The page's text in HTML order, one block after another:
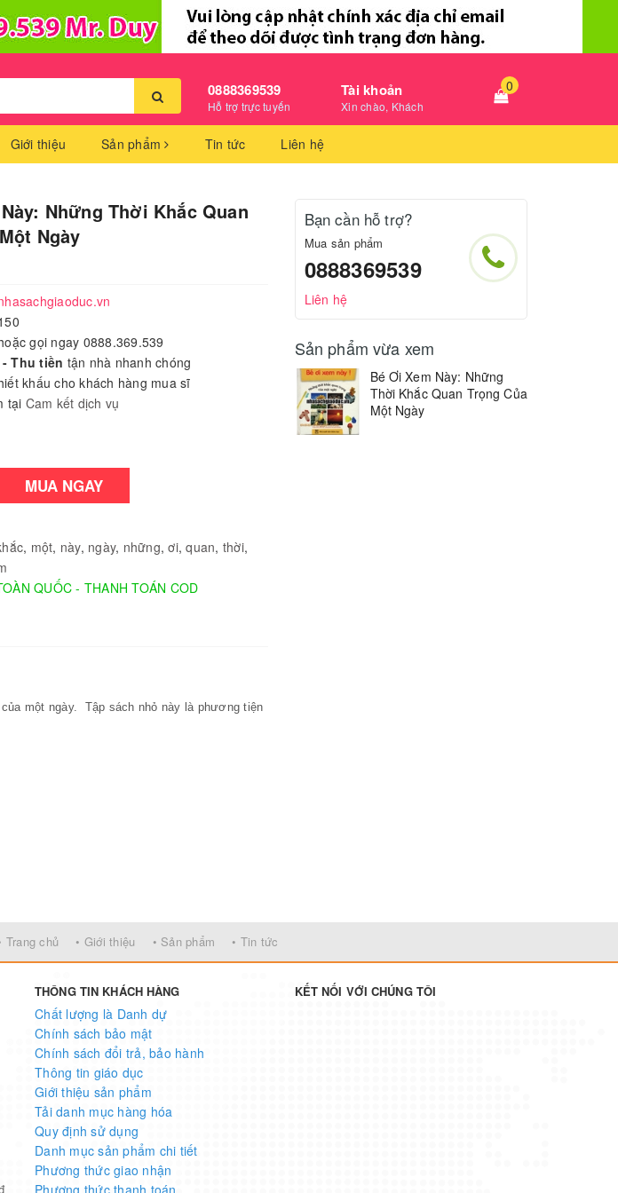
0888369539
Hỗ trợ trực tuyến
Tài khoản
Xin chào, Khách
0
Giới thiệu Sản phẩm Tin tức Liên hệ
Những Thời Khắc Quan
Ngày
gọi ngay 0888.369.539
Thu tiền tận nhà nhanh chóng
khấu cho khách hàng mua sĩ
tại Cam kết dịch vụ
MUA NGAY
, một, này, ngày, những,ơi,quan, thời,
QUỐC - THANH TOÁN COD
một ngày. Tập sách nhỏ này là phương tiện
Bạn cần hỗ trợ?
Mua sản phẩm
0888369539
Liên hệ
Sản phẩm vừa xem
Bé Ơi Xem Này: Những
Thời Khắc Quan Trọng Của
Một Ngày
Trang chủ • Giới thiệu • Sản phẩm • Tin tức
THÔNG TIN KHÁCH HÀNG
Chất lượng là Danh dự
Chính sách bảo mật
Chính sách đổi trả, bảo hành
Thông tin giáo dục
Giới thiệu sản phẩm
Tải danh mục hàng hóa
Quy định sử dụng
Danh mục sản phẩm chi tiết
Phương thức giao nhận
Phương thức thanh toán
KẾT NỐI VỚI CHÚNG TÔI